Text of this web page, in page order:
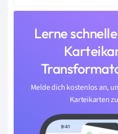
Lerne
Melde dich kostenlos an,
Karteikarten